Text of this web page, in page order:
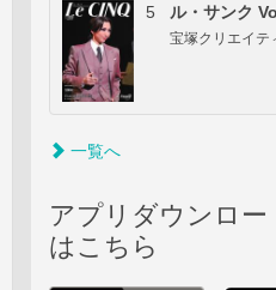
5 ル・サンク
宝塚クリエイテ
一覧へ
アプリダウンロー
はこちら